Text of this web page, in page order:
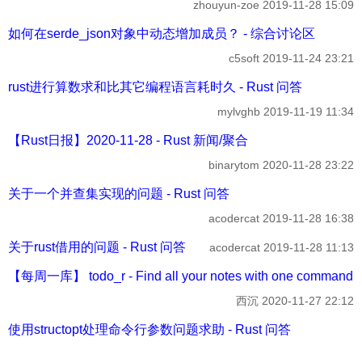
zhouyun-zoe 2019-11-28 15:09
如何在serde_json对象中动态增加成员？ - 综合讨论区
c5soft 2019-11-24 23:21
rust进行算数求和比其它编程语言耗时久 - Rust 问答
mylvghb 2019-11-19 11:34
【Rust日报】2020-11-28 - Rust 新闻/聚合
binarytom 2020-11-28 23:22
关于一个并查集实现的问题 - Rust 问答
acodercat 2019-11-28 16:38
关于rust借用的问题 - Rust 问答 acodercat 2019-11-28 11:13
【每周一库】 todo_r - Find all your notes with one command!
西沉 2020-11-27 22:12
使用structopt处理命令行参数问题求助 - Rust 问答